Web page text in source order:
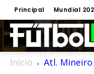
Principal Mundial
Inicio Atl.